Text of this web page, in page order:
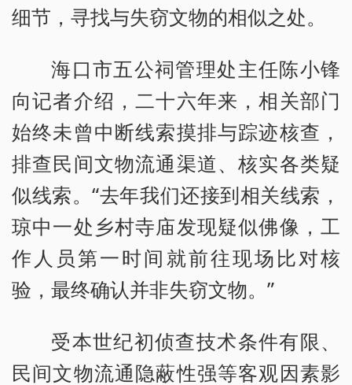
细节，寻找与失窃文物的相似之处。
海口市五公祠管理处主任陈小锋
向记者介绍，二十六年来，相关部门
始终未曾中断线索摸排与踪迹核查，
排查民间文物流通渠道、核实各类疑
似线索。“去年我们还接到相关线索，
琼中一处乡村寺庙发现疑似佛像，工
作人员第一时间就前往现场比对核
验，最终确认并非失窃文物。”
受本世纪初侦查技术条件有限、
民间文物流通隐蔽性强等客观因素影